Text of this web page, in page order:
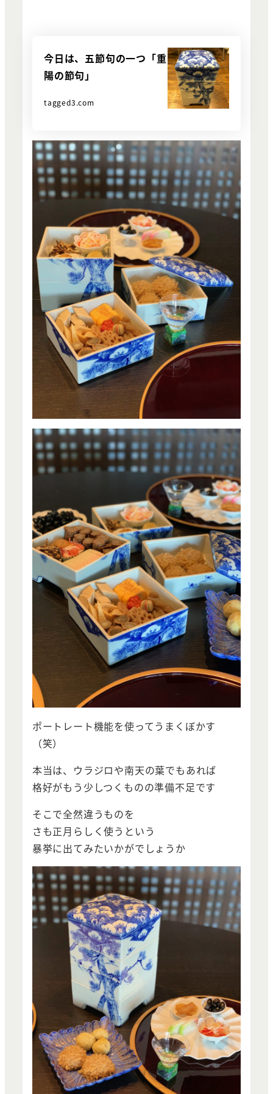
今日は、五節句の一つ「重
陽の節句」
tagged3.com
ポートレート機能を使ってうまくぼかす
（笑）
本当は、ウラジロや南天の葉でもあれば
格好がもう少しつくものの準備不足です
そこで全然違うものを
さも正月らしく使うという
暴挙に出てみたいかがでしょうか